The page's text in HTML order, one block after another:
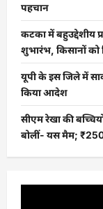
पहचान
कटका में बहुउद्देशीय
शुभारंभ, किसानों को
यूपी के इस जिले में
किया आदेश
सीएम रेखा की
बोलीं- यस मैम;